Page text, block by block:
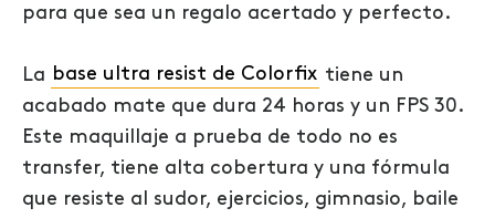
para que sea un regalo acertado y perfecto.
La base ultra resist de Colorfix tiene un
acabado mate que dura 24 horas y un FPS 30.
Este maquillaje a prueba de todo no es
transfer, tiene alta cobertura y una fórmula
que resiste al sudor, ejercicios, gimnasio, baile